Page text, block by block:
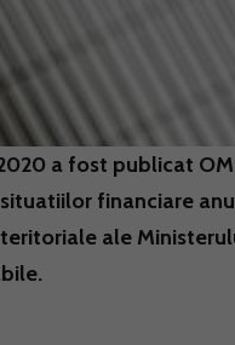
a fost publicat
financiare
ale